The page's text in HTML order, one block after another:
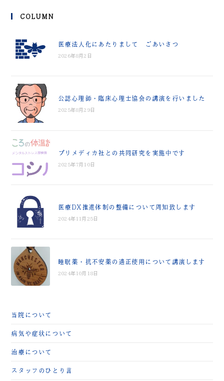
COLUMN
医療法人化にあたりまして ごあいさつ
2026年8月2日
公認心理師・臨床心理士協会の講演を行いました
2025年8月29日
プリメディカ社との共同研究を実施中です
2025年7月10日
医療DX推進体制の整備について周知致します
2024年11月25日
睡眠薬・抗不安薬の適正使用について講演します
2024年10月18日
当院について
病気や症状について
治療について
スタッフのひとり言